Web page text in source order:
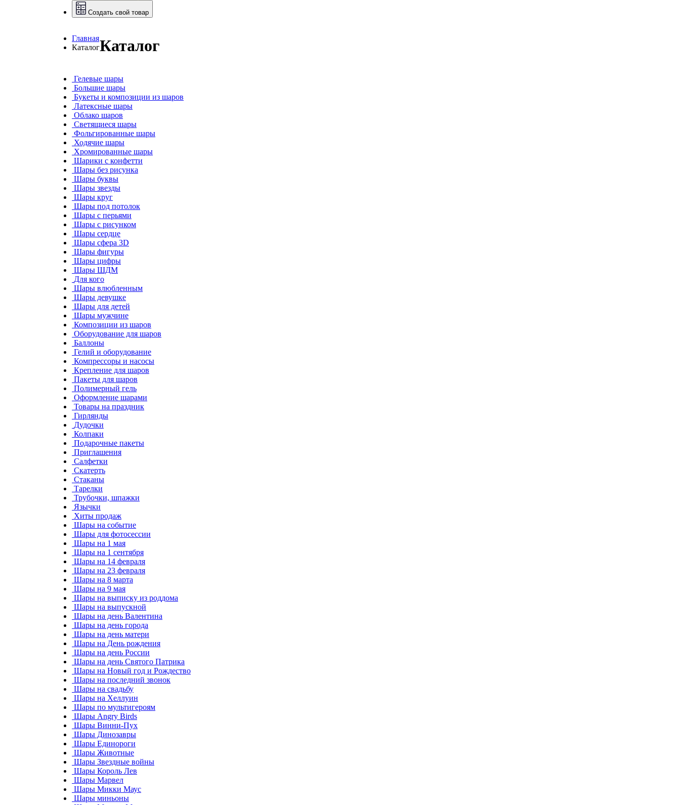
Создать свой товар
Главная
КаталогКаталог
Гелевые шары
Большие шары
Букеты и композиции из шаров
Латексные шары
Облако шаров
Светящиеся шары
Фольгированные шары
Ходячие шары
Хромированные шары
Шарики с конфетти
Шары без рисунка
Шары буквы
Шары звезды
Шары круг
Шары под потолок
Шары с перьями
Шары с рисунком
Шары сердце
Шары сфера 3D
Шары фигуры
Шары цифры
Шары ШДМ
Для кого
Шары влюбленным
Шары девушке
Шары для детей
Шары мужчине
Композиции из шаров
Оборудование для шаров
Баллоны
Гелий и оборудование
Компрессоры и насосы
Крепление для шаров
Пакеты для шаров
Полимерный гель
Оформление шарами
Товары на праздник
Гирлянды
Дудочки
Колпаки
Подарочные пакеты
Приглашения
Салфетки
Скатерть
Стаканы
Тарелки
Трубочки, шпажки
Язычки
Хиты продаж
Шары на событие
Шары для фотосессии
Шары на 1 мая
Шары на 1 сентября
Шары на 14 февраля
Шары на 23 февраля
Шары на 8 марта
Шары на 9 мая
Шары на выписку из роддома
Шары на выпускной
Шары на день Валентина
Шары на день города
Шары на день матери
Шары на День рождения
Шары на день России
Шары на день Святого Патрика
Шары на Новый год и Рождество
Шары на последний звонок
Шары на свадьбу
Шары на Хеллуин
Шары по мультигероям
Шары Angry Birds
Шары Винни-Пух
Шары Динозавры
Шары Единороги
Шары Животные
Шары Звездные войны
Шары Король Лев
Шары Марвел
Шары Микки Маус
Шары миньоны